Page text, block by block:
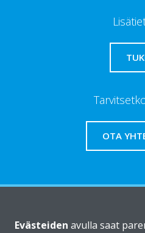
OTA
Evästeiden avulla saat